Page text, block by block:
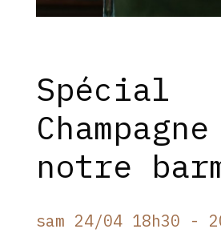
Spécial
notre
sam 24/04 18h30 -